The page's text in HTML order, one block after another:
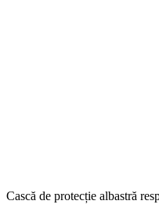
Cască de protecție albastră